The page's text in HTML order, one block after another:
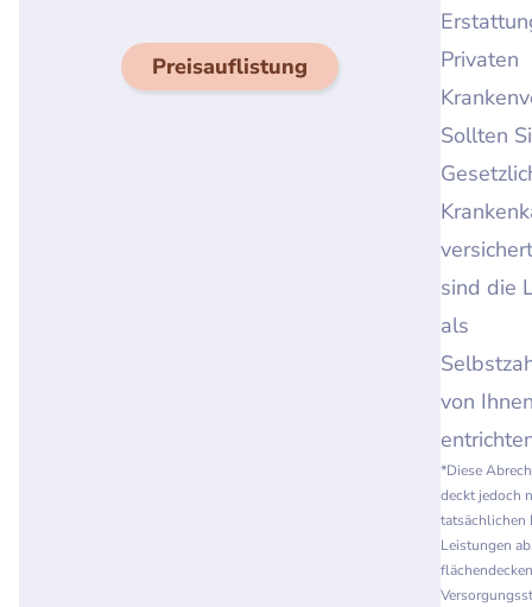
Preisauflistung
Privaten
Sollten
sind die
als
von
*Diese
deckt jedoch
tatsächlichen
Leistungen